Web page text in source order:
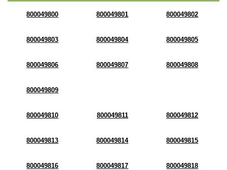
800049800 800049801 800049802
800049803 800049804 800049805
800049806 800049807 800049808
800049809
800049810 800049811 800049812
800049813 800049814 800049815
800049816 800049817 800049818